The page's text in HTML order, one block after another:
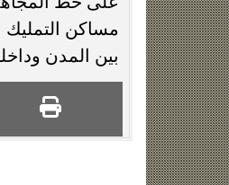
مساكن
بين المدن